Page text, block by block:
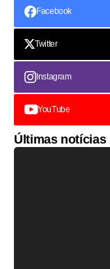
Facebook
Twitter
Instagram
YouTube
Últimas notícias